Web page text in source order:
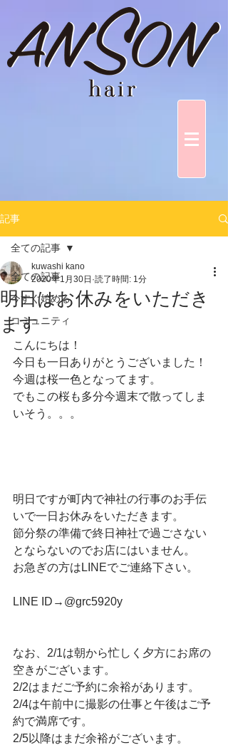
記事
全ての記事
今すぐ始める
コミュニティ
全ての記事
明日はお休みをいただき
ます
kuwashi kano
2020年1月30日 読了時間: 1分
こんにちは！
今日も一日ありがとうございました！
今週は桜一色となってます。
でもこの桜も多分今週末で散ってしま
いそう。。。
明日ですが町内で神社の行事のお手伝
いで一日お休みをいただきます。
節分祭の準備で終日神社で過ごさない
とならないのでお店にはいません。
お急ぎの方はLINEでご連絡下さい。
LINE ID→@grc5920y
なお、2/1は朝から忙しく夕方にお席の
空きがございます。
2/2はまだご予約に余裕があります。
2/4は午前中に撮影の仕事と午後はご予
約で満席です。
2/5以降はまだ余裕がございます。